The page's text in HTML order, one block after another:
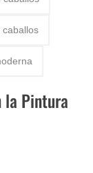
caballos
la Pintura